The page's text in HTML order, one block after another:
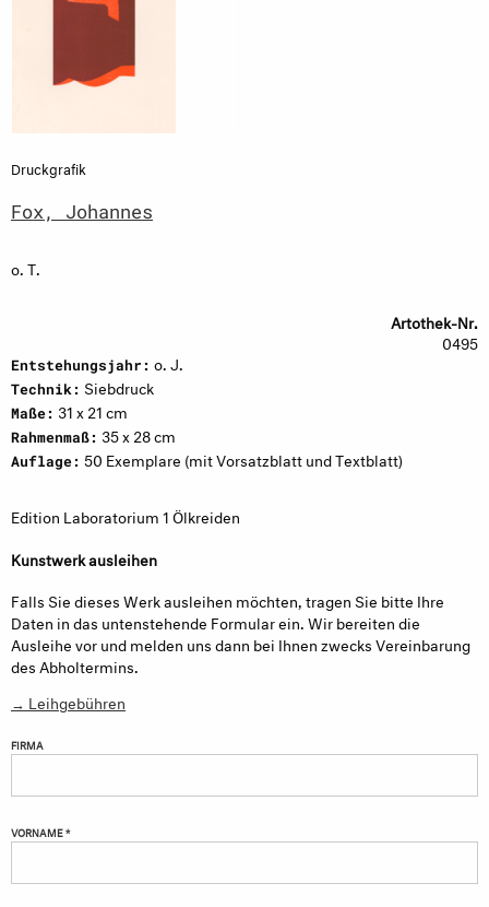
Druckgrafik
Fox, Johannes
o. T.
Artothek-Nr.
0495
Entstehungsjahr: o. J.
Technik: Siebdruck
Maße: 31 x 21 cm
Rahmenmaß: 35 x 28 cm
Auflage: 50 Exemplare (mit Vorsatzblatt und Textblatt)
Edition Laboratorium 1 Ölkreiden
Kunstwerk ausleihen
Falls Sie dieses Werk ausleihen möchten, tragen Sie bitte Ihre
Daten in das untenstehende Formular ein. Wir bereiten die
Ausleihe vor und melden uns dann bei Ihnen zwecks Vereinbarung
des Abholtermins.
→ Leihgebühren
FIRMA
VORNAME *